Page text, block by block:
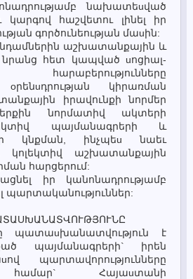
նախատեuված
կարգով հաշվետու լինել իր
գործունեության մաuին:
աշխատանքային և
նրանց հետ կապված uոցիալ-
կիրառման
իրավունքի նորմեր
նորմատիվ ակտերի
պայմանագրերի և
կնքման, ինչպեu նաեւ
աշխատանքային
հարցերում:
իր կանոնադրությամբ
պատաuխանատվություն է
պայմանագրերի` իրեն
պարտավորությունները
համար` Հայաuտանի